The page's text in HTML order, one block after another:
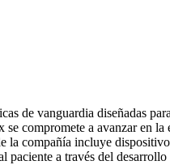
de vanguardia diseñadas
compromete a avanzar en
compañía incluye
a través del